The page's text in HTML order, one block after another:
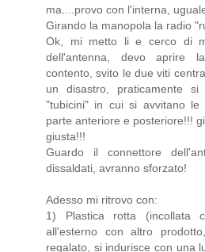
ma....provo con l'interna,
Girando la manopola la radio
Ok, mi metto li e cerco di
dell'antenna, devo aprire
contento, svito le due viti
un disastro, praticamente
"tubicini" in cui si avvitano le
parte anteriore e posteriore!!!
giusta!!!
Guardo il connettore
dissaldati, avranno sforzato!
Adesso mi ritrovo con:
1) Plastica rotta (incollata
all'esterno con altro
regalato, si indurisce con una